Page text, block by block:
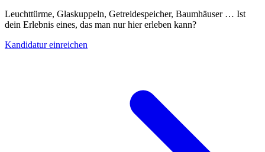
Leuchttürme, Glaskuppeln, Getreidespeicher, Baumhäuser … Ist
dein Erlebnis eines, das man nur hier erleben kann?
Kandidatur einreichen